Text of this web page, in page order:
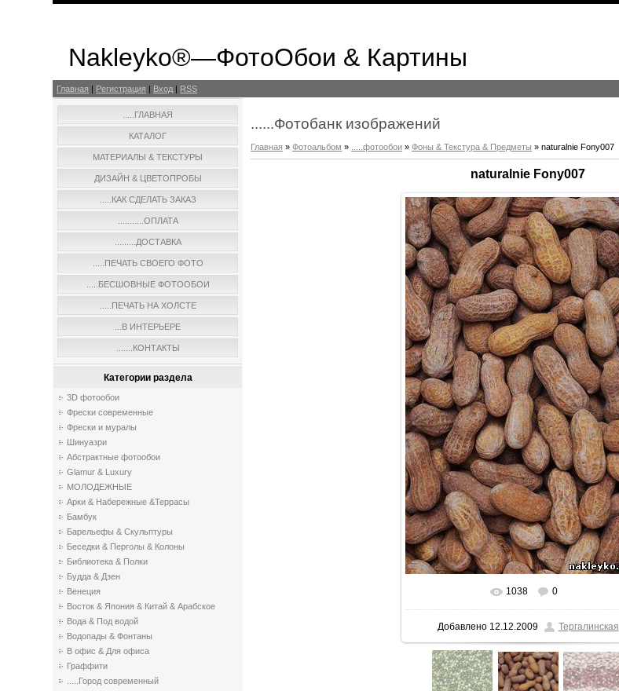
Nakleyko®—ФотоОбои & Картины
Главная | Регистрация | Вход | RSS
.....ГЛАВНАЯ
КАТАЛОГ
МАТЕРИАЛЫ & ТЕКСТУРЫ
ДИЗАЙН & ЦВЕТОПРОБЫ
.....КАК СДЕЛАТЬ ЗАКАЗ
...........ОПЛАТА
.........ДОСТАВКА
.....ПЕЧАТЬ СВОЕГО ФОТО
.....БЕСШОВНЫЕ ФОТООБОИ
.....ПЕЧАТЬ НА ХОЛСТЕ
...В ИНТЕРЬЕРЕ
.......КОНТАКТЫ
Категории раздела
3D фотообои
Фрески современные
Фрески и муралы
Шинуазри
Абстрактные фотообои
Glamur & Luxury
МОЛОДЕЖНЫЕ
Арки & Набережные &Террасы
Бамбук
Барельефы & Скульптуры
Беседки & Перголы & Колоны
Библиотека & Полки
Будда & Дзен
Венеция
Восток & Япония & Китай & Арабское
Вода & Под водой
Водопады & Фонтаны
В офис & Для офиса
Граффити
.....Город современный
......Фотобанк изображений
Главная »Фотоальбом » .....фотообои »Фоны & Текстура & Предметы » naturalnie Fony007
naturalnie Fony007
1038 0
Добавлено12.12.2009 Тергалинская